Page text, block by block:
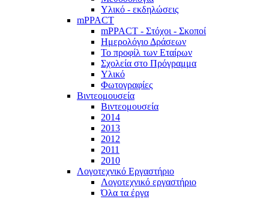
Υλικό - εκδηλώσεις
mPPACT
mPPACT - Στόχοι - Σκοποί
Ημερολόγιο Δράσεων
Το προφίλ των Εταίρων
Σχολεία στο Πρόγραμμα
Υλικό
Φωτογραφίες
Βιντεομουσεία
Βιντεομουσεία
2014
2013
2012
2011
2010
Λογοτεχνικό Εργαστήριο
Λογοτεχνικό εργαστήριο
Όλα τα έργα